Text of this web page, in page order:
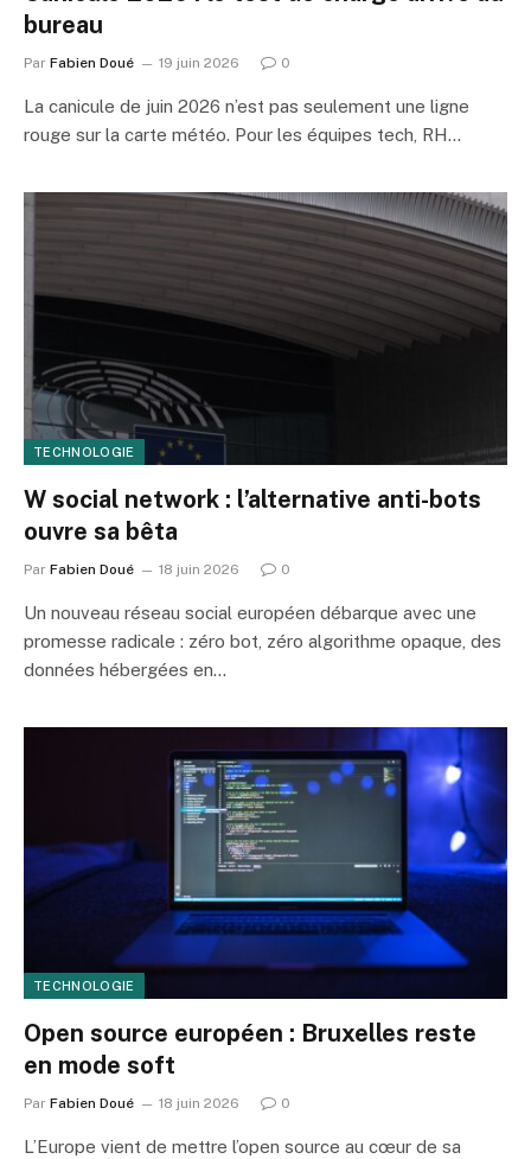
bureau
Par Fabien Doué 19 juin 2026 0
La canicule de juin 2026 n’est pas seulement une ligne
rouge sur la carte météo. Pour les équipes tech, RH…
TECHNOLOGIE
W social network : l’alternative anti-bots
ouvre sa bêta
Par Fabien Doué 18 juin 2026 0
Un nouveau réseau social européen débarque avec une
promesse radicale : zéro bot, zéro algorithme opaque, des
données hébergées en…
TECHNOLOGIE
Open source européen : Bruxelles reste
en mode soft
Par Fabien Doué 18 juin 2026 0
L’Europe vient de mettre l’open source au cœur de sa